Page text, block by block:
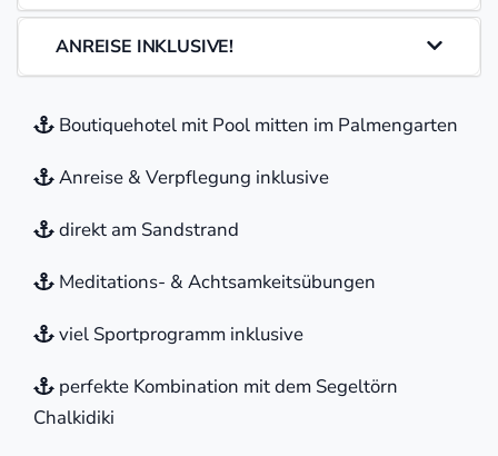
ANREISE INKLUSIVE!
Boutiquehotel mit Pool mitten im Palmengarten
Anreise & Verpflegung inklusive
direkt am Sandstrand
Meditations- & Achtsamkeitsübungen
viel Sportprogramm inklusive
perfekte Kombination mit dem Segeltörn
Chalkidiki